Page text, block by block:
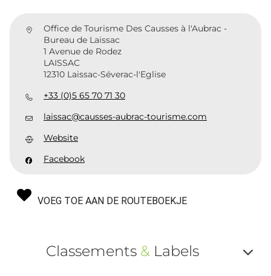
Office de Tourisme Des Causses à l'Aubrac -
Bureau de Laissac
1 Avenue de Rodez
LAISSAC
12310 Laissac-Séverac-l'Eglise
+33 (0)5 65 70 71 30
laissac@causses-aubrac-tourisme.com
Website
Facebook
VOEG TOE AAN DE ROUTEBOEKJE
Classements & Labels